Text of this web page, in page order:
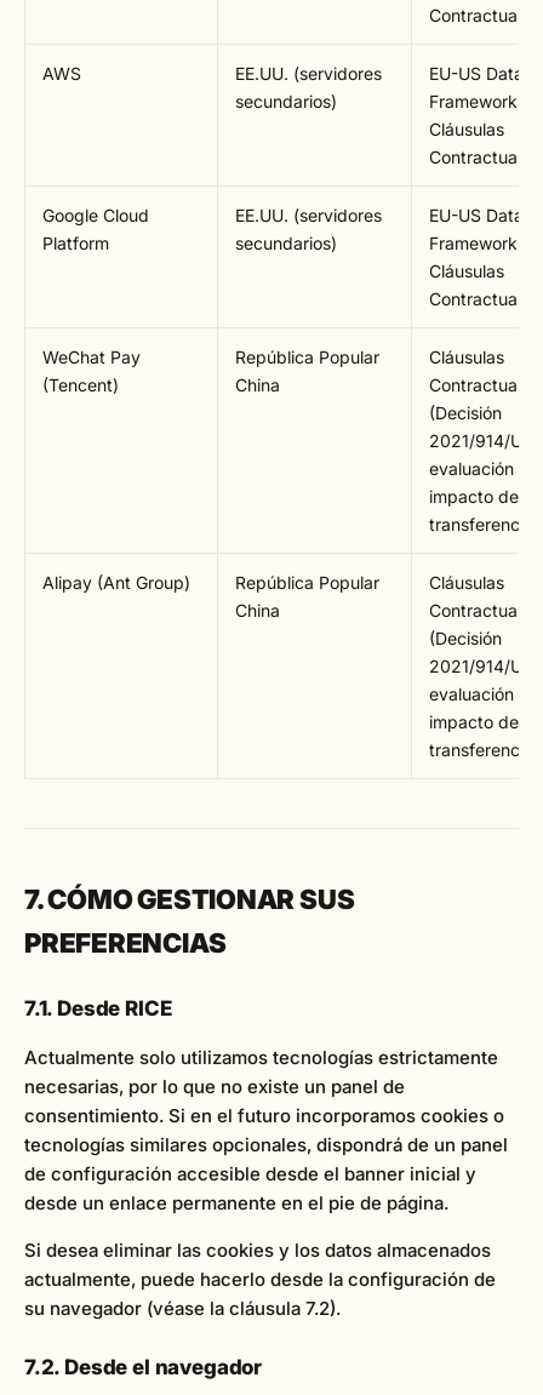
AWS
EE.UU. (servidores
secundarios)
EU-US Data
Framework +
Cláusulas
Google Cloud
Platform
EE.UU. (servidores
secundarios)
EU-US Data
Framework +
Cláusulas
WeChat Pay
(Tencent)
República Popular
China
Cláusulas
(Decisión
2021/914/UE)
evaluación de
impacto de
transferencias
Alipay (Ant Group)
República Popular
China
Cláusulas
(Decisión
2021/914/UE)
evaluación de
impacto de
transferencias
7. CÓMO GESTIONAR SUS
PREFERENCIAS
7.1. Desde RICE
Actualmente solo utilizamos tecnologías estrictamente
necesarias, por lo que no existe un panel de
consentimiento. Si en el futuro incorporamos cookies o
tecnologías similares opcionales, dispondrá de un panel
de configuración accesible desde el banner inicial y
desde un enlace permanente en el pie de página.
Si desea eliminar las cookies y los datos almacenados
actualmente, puede hacerlo desde la configuración de
su navegador (véase la cláusula 7.2).
7.2. Desde el navegador